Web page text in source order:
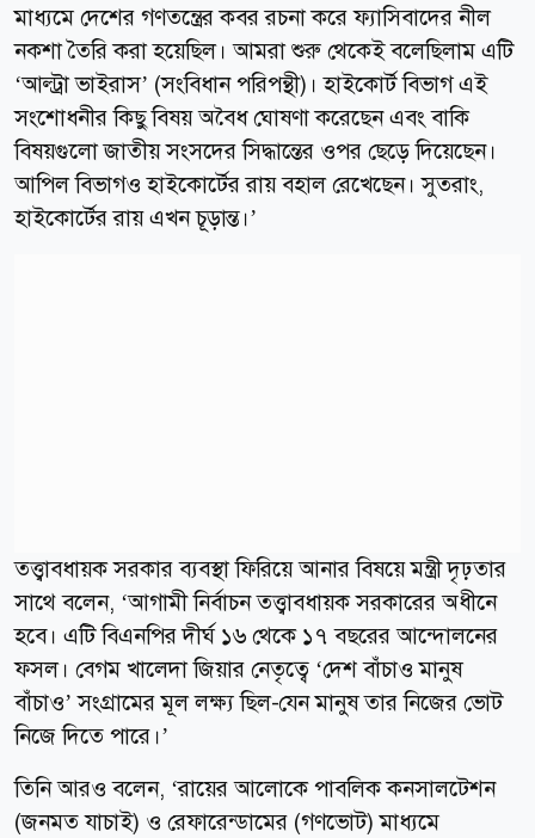
মাধ্যমে দেশের গণতন্ত্রের কবর রচনা করে ফ্যাসিবাদের নীল
নকশা তৈরি করা হয়েছিল। আমরা শুরু থেকেই বলেছিলাম এটি
‘আল্ট্রা ভাইরাস’ (সংবিধান পরিপন্থী)। হাইকোর্ট বিভাগ এই
সংশোধনীর কিছু বিষয় অবৈধ ঘোষণা করেছেন এবং বাকি
বিষয়গুলো জাতীয় সংসদের সিদ্ধান্তের ওপর ছেড়ে দিয়েছেন।
আপিল বিভাগও হাইকোর্টের রায় বহাল রেখেছেন। সুতরাং,
হাইকোর্টের রায় এখন চূড়ান্ত।’
তত্ত্বাবধায়ক সরকার ব্যবস্থা ফিরিয়ে আনার বিষয়ে মন্ত্রী দৃঢ়তার
সাথে বলেন, ‘আগামী নির্বাচন তত্ত্বাবধায়ক সরকারের অধীনে
হবে। এটি বিএনপির দীর্ঘ ১৬ থেকে ১৭ বছরের আন্দোলনের
ফসল। বেগম খালেদা জিয়ার নেতৃত্বে ‘দেশ বাঁচাও মানুষ
বাঁচাও’ সংগ্রামের মূল লক্ষ্য ছিল-যেন মানুষ তার নিজের ভোট
নিজে দিতে পারে।’
তিনি আরও বলেন, ‘রায়ের আলোকে পাবলিক কনসালটেশন
(জনমত যাচাই) ও রেফারেন্ডামের (গণভোট) মাধ্যমে